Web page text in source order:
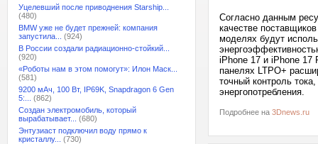
Уцелевший после приводнения Starship...
(480)
BMW уже не будет прежней: компания
запустила...
(924)
В России создали радиационно-стойкий...
(920)
«Роботы нам в этом помогут»: Илон Маск...
(581)
9200 мАч, 100 Вт, IP69K, Snapdragon 6 Gen
5:...
(862)
Создан электромобиль, который
вырабатывает...
(680)
Энтузиаст подключил воду прямо к
кристаллу...
(730)
Согласно данным
качестве
моделях будут
iPhone 17 и iPhone 17
панелях LTPO+
точный контроль
энергопотребления.
Подробнее на 3Dnews.ru